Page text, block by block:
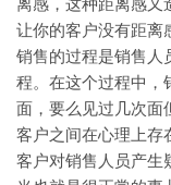
离感，这种距离感又
让你的客户没有距离
销售的过程是销售人
程。在这个过程中，
面，要么见过几次面
客户之间在心理上存
客户对销售人员产生